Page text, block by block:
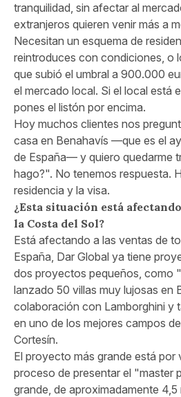
tranquilidad, sin afectar al
extranjeros quieren venir más a
Necesitan un esquema de
reintroduces con condiciones, o
que subió el umbral a 900.000
el mercado local. Si el local está
pones el listón por encima.
Hoy muchos clientes nos
casa en Benahavís —que es el
de España— y quiero quedarme
hago?". No tenemos respuesta.
residencia y la visa.
¿Esta situación está
la Costa del Sol?
Está afectando a las ventas de
España, Dar Global ya tiene
dos proyectos pequeños, como
lanzado 50 villas muy lujosas en
colaboración con Lamborghini y
en uno de los mejores campos
Cortesín.
El proyecto más grande está por
proceso de presentar el "master
grande, de aproximadamente 4,5